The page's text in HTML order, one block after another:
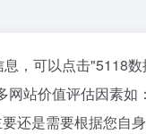
，可以点击"5118数
站价值评估因素如
还是需要根据您自